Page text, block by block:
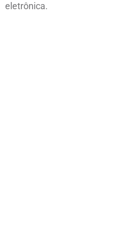
eletrônica.